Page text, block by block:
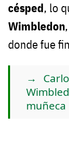
césped, lo
Wimbledon
donde fue
muñeca